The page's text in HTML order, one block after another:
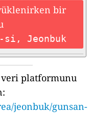
bir
si, Jeonbuk
platformunu
jeonbuk/gunsan-